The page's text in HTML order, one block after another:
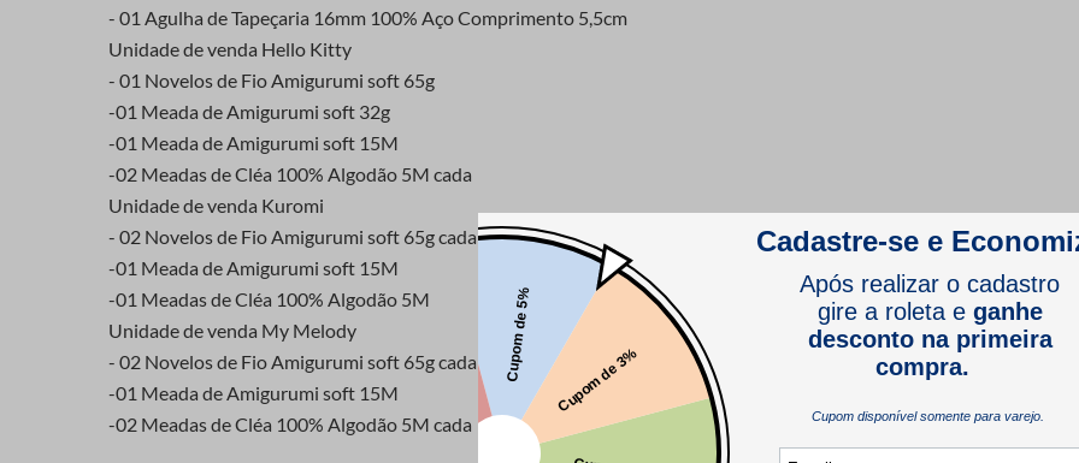
- 01 Agulha de Tapeçaria 16mm 100% Aço Comprimento 5,5cm
Unidade de venda Hello Kitty
- 01 Novelos de Fio Amigurumi soft 65g
-01 Meada de Amigurumi soft 32g
-01 Meada de Amigurumi soft 15M
-02 Meadas de Cléa 100% Algodão 5M cada
Unidade de venda Kuromi
- 02 Novelos de Fio Amigurumi soft 65g cada
-01 Meada de Amigurumi soft 15M
-01 Meadas de Cléa 100% Algodão 5M
Unidade de venda My Melody
- 02 Novelos de Fio Amigurumi soft 65g cada
-01 Meada de Amigurumi soft 15M
-02 Meadas de Cléa 100% Algodão 5M cada